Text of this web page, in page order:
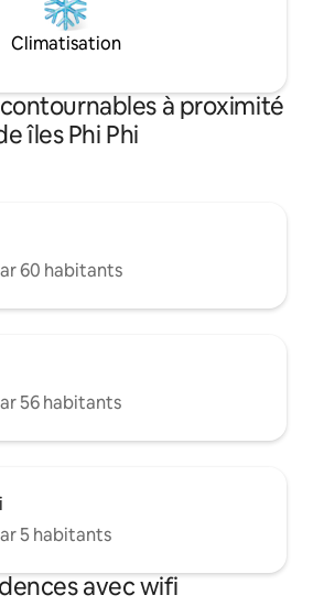
Climatisation
à proximité
îles Phi Phi
60 habitants
56 habitants
5 habitants
avec wifi